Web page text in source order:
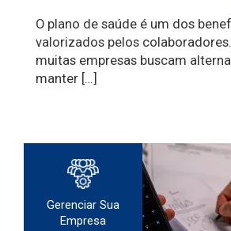
O plano de saúde é um dos
valorizados pelos
muitas empresas buscam
manter […]
Gerenciar Sua
Empresa